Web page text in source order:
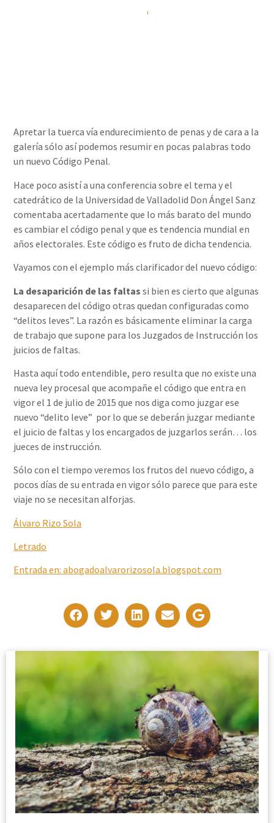
Apretar la tuerca vía endurecimiento de penas y de cara a la
galería sólo así podemos resumir en pocas palabras todo
un nuevo Código Penal.
Hace poco asistí a una conferencia sobre el tema y el
catedrático de la Universidad de Valladolid Don Ángel Sanz
comentaba acertadamente que lo más barato del mundo
es cambiar el código penal y que es tendencia mundial en
años electorales. Este código es fruto de dicha tendencia.
Vayamos con el ejemplo más clarificador del nuevo código:
La desaparición de las faltas si bien es cierto que algunas
desaparecen del código otras quedan configuradas como
“delitos leves”. La razón es básicamente eliminar la carga
de trabajo que supone para los Juzgados de Instrucción los
juicios de faltas.
Hasta aquí todo entendible, pero resulta que no existe una
nueva ley procesal que acompañe el código que entra en
vigor el 1 de julio de 2015 que nos diga como juzgar ese
nuevo “delito leve” por lo que se deberán juzgar mediante
el juicio de faltas y los encargados de juzgarlos serán… los
jueces de instrucción.
Sólo con el tiempo veremos los frutos del nuevo código, a
pocos días de su entrada en vigor sólo parece que para este
viaje no se necesitan alforjas.
Álvaro Rizo Sola
Letrado
Entrada en: abogadoalvarorizosola.blogspot.com